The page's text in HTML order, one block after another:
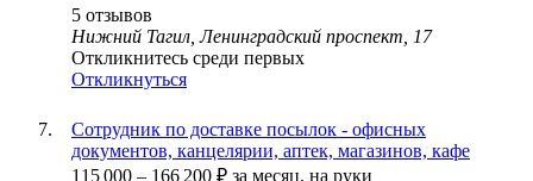
5 отзывов
Нижний Тагил, Ленинградский проспект, 17
Откликнитесь среди первых
Откликнуться
Сотрудник по доставке посылок - офисных
документов, канцелярии, аптек, магазинов, кафе
115 000 – 166 200 ₽ за месяц, на руки